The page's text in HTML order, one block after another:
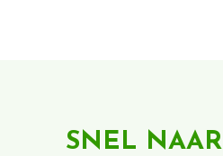
SNEL NAAR